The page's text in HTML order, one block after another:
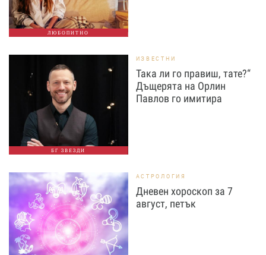
ЛЮБОПИТНО
БГ ЗВЕЗДИ
ИЗВЕСТНИ
Така ли го правиш, тате?“
Дъщерята на Орлин
Павлов го имитира
АСТРОЛОГИЯ
Дневен хороскоп за 7
август, петък